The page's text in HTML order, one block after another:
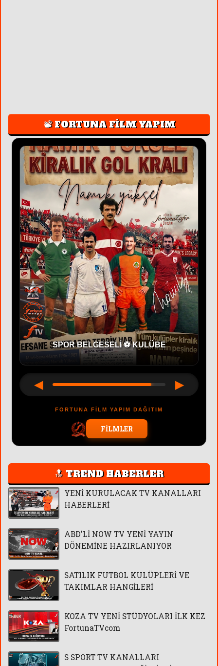
📽️ FORTUNA FİLM YAPIM
BELGESEL FİLM 🎞 SÜLEYMAN ARİF
EMRE
◀ ▶
FORTUNA FİLM YAPIM DAĞITIM
FİLMLER
🔝 TREND HABERLER
YENİ KURULACAK TV KANALLARI
HABERLERİ
ABD'Lİ NOW TV YENİ YAYIN
DÖNEMİNE HAZIRLANIYOR
SATILIK FUTBOL KULÜPLERİ VE
TAKIMLAR HANGİLERİ
KOZA TV YENİ STÜDYOLARI İLK KEZ
FortunaTVcom
S SPORT TV KANALLARI